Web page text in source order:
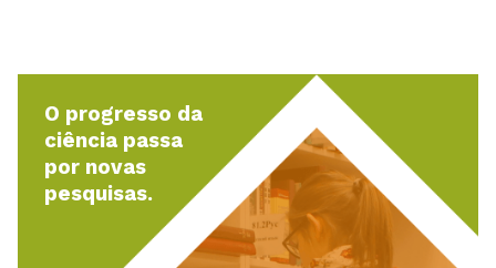
O progresso da
ciência passa
por novas
pesquisas.